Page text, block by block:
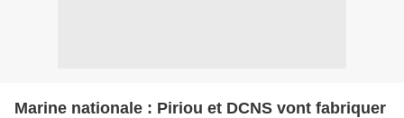
Marine nationale : Piriou et DCNS vont fabriquer